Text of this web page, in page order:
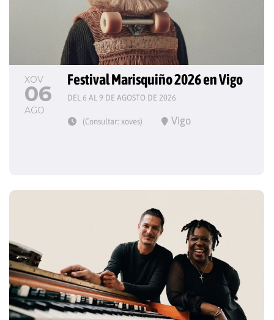
XOV
06
AGO
Festival Marisquiño 2026 en Vigo
DEL 6 AL 9 DE AGOSTO DE 2026
(Consultar: xoves) Vigo